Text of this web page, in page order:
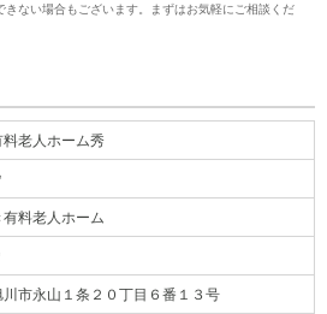
ない場合もございます。まずはお気軽にご相談くだ
老人ホーム秀
料老人ホーム
市永山１条２０丁目６番１３号